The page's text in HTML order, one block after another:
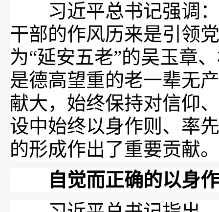
习近平总书记强调：
干部的作风历来是引领
为“延安五老”的吴玉章
是德高望重的老一辈无
献大，始终保持对信仰
设中始终以身作则、率
的形成作出了重要贡献。
自觉而正确的以身